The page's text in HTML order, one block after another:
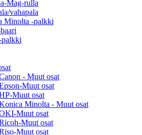
Mag-rulla
vahapala
Minolta -palkki
- Muut osat
Muut osat
Muut osat
Minolta - Muut osat
Muut osat
Muut osat
Muut osat